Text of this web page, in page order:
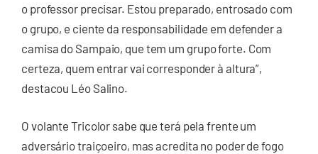
o professor precisar. Estou preparado, entrosado com
o grupo, e ciente da responsabilidade em defender a
camisa do Sampaio, que tem um grupo forte. Com
certeza, quem entrar vai corresponder à altura”,
destacou Léo Salino.
O volante Tricolor sabe que terá pela frente um
adversário traiçoeiro, mas acredita no poder de fogo